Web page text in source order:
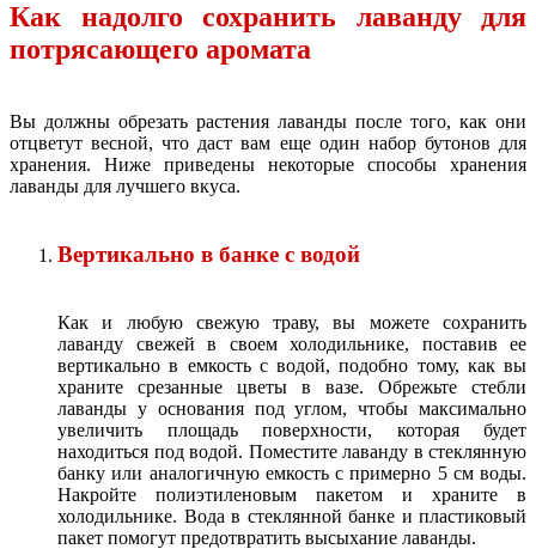
Как надолго сохранить лаванду для
потрясающего аромата
Вы должны обрезать растения лаванды после того, как они
отцветут весной, что даст вам еще один набор бутонов для
хранения. Ниже приведены некоторые способы хранения
лаванды для лучшего вкуса.
Вертикально в банке с водой
Как и любую свежую траву, вы можете сохранить
лаванду свежей в своем холодильнике, поставив ее
вертикально в емкость с водой, подобно тому, как вы
храните срезанные цветы в вазе. Обрежьте стебли
лаванды у основания под углом, чтобы максимально
увеличить площадь поверхности, которая будет
находиться под водой. Поместите лаванду в стеклянную
банку или аналогичную емкость с примерно 5 см воды.
Накройте полиэтиленовым пакетом и храните в
холодильнике. Вода в стеклянной банке и пластиковый
пакет помогут предотвратить высыхание лаванды.